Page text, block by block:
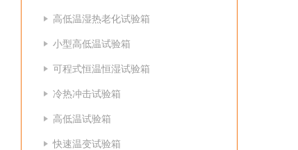
高低温湿热老化试验箱
小型高低温试验箱
可程式恒温恒湿试验箱
冷热冲击试验箱
高低温试验箱
快速温变试验箱